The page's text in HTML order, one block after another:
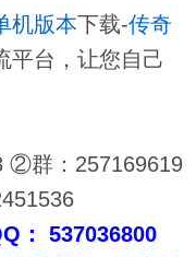
机版本下载-传奇
平台，让您自己
②群：257169619
： 537036800